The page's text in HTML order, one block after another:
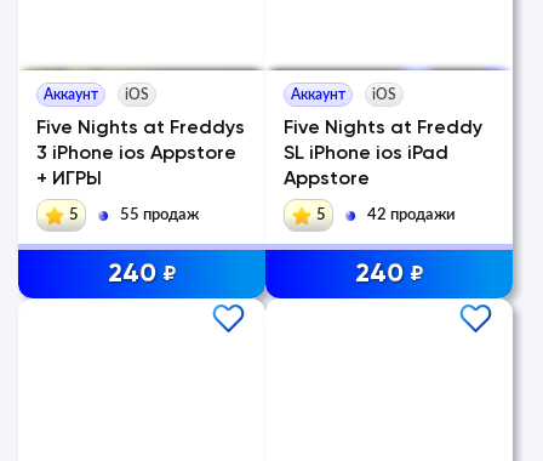
Аккаунт iOS
Five Nights at Freddys
3 iPhone ios Appstore
+ ИГРЫ
5 55 продаж
240 ₽
Аккаунт iOS
Five Nights at Freddy
SL iPhone ios iPad
Appstore
5 42 продажи
240 ₽